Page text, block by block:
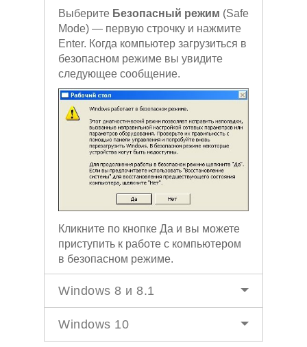
Выберите Безопасный режим (Safe
Mode) — первую строчку и нажмите
Enter. Когда компьютер загрузиться в
безопасном режиме вы увидите
следующее сообщение.
Кликните по кнопке Да и вы можете
приступить к работе с компьютером
в безопасном режиме.
Windows 8 и 8.1
Windows 10